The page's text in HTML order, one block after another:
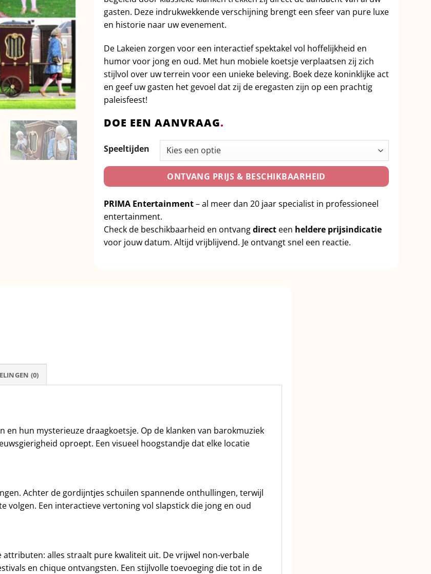
gasten. Deze indrukwekkende verschijning brengt een sfeer van pure luxe
en historie naar uw evenement.
De Lakeien zorgen voor een interactief spektakel vol hoffelijkheid en
humor voor jong en oud. Met hun mobiele koetsje verplaatsen zij zich
stijlvol over uw terrein voor een unieke beleving. Boek deze koninklijke act
en geef uw gasten het gevoel dat zij de eregasten zijn op een prachtig
paleisfeest!
DOE EEN AANVRAAG.
Speeltijden
ONTVANG PRIJS & BESCHIKBAARHEID
PRIMA Entertainment– al meer dan 20 jaar specialist in professioneel
entertainment.
Check de beschikbaarheid en ontvangdirect een heldere prijsindicatie
voor jouw datum. Altijd vrijblijvend. Je ontvangt snel een reactie.
(0)
en hun mysterieuze draagkoetsje. Op de klanken van barokmuziek
oproept. Een visueel hoogstandje dat elke locatie
Achter de gordijntjes schuilen spannende onthullingen, terwijl
Een interactieve vertoning vol slapstick die jong en oud
alles straalt pure kwaliteit uit. De vrijwel non-verbale
en chique ontvangsten. Een stijlvolle toevoeging die tot in de